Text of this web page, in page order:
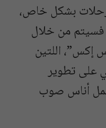
بشكل خاص،
من خلال
إكس”، اللتين
على تطوير
أناس صوب